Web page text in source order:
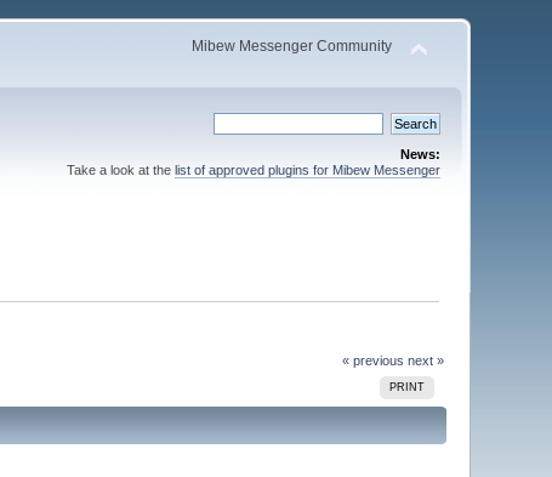
Mibew Messenger Community
News:
Take a look at the list of approved plugins for Mibew Messenger
« previous next »
PRINT